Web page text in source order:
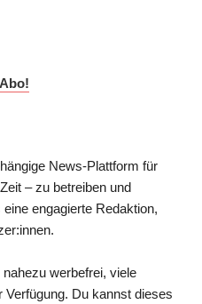
News-Plattform für
– zu betreiben und
engagierte Redaktion,
werbefrei, viele
Du kannst dieses